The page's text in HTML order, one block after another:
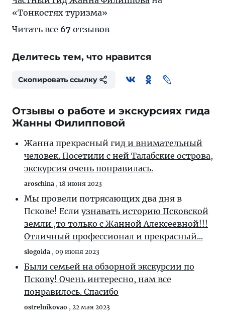
«Тонкостях туризма»
Читать все 67 отзывов
Делитесь тем, что нравится
Скопировать ссылку
Отзывы о работе и экскурсиях гида
Жанны Филипповой
Жанна прекрасный гид и внимательный
человек. Посетили с ней Талабские острова,
экскурсия очень понравилась.
aroschina , 18 июня 2023
Мы провели потрясающих два дня в
Пскове! Если узнавать историю Псковской
земли ,то только с Жанной Алексеевной!!!
Отличный профессионал и прекрасный...
slogoida , 09 июня 2023
Были семьей на обзорной экскурсии по
Пскову! Очень интересно, нам все
понравилось. Спасибо
ostrelnikovao , 22 мая 2023